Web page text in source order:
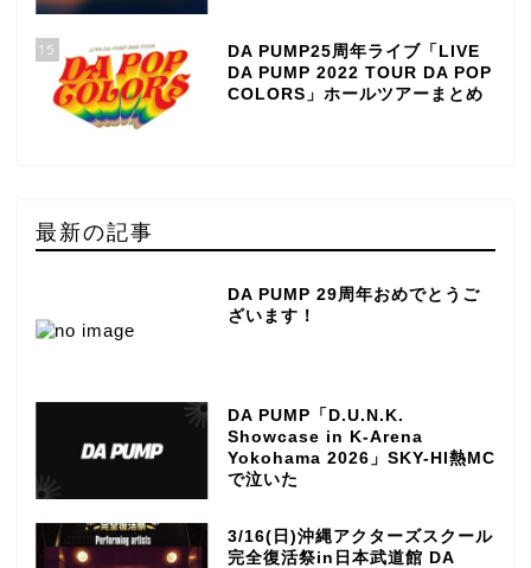
15
DA PUMP25周年ライブ「LIVE
DA PUMP 2022 TOUR DA POP
COLORS」ホールツアーまとめ
最新の記事
DA PUMP 29周年おめでとうご
ざいます！
DA PUMP「D.U.N.K.
Showcase in K-Arena
Yokohama 2026」SKY-HI熱MC
で泣いた
3/16(日)沖縄アクターズスクール
完全復活祭in日本武道館 DA